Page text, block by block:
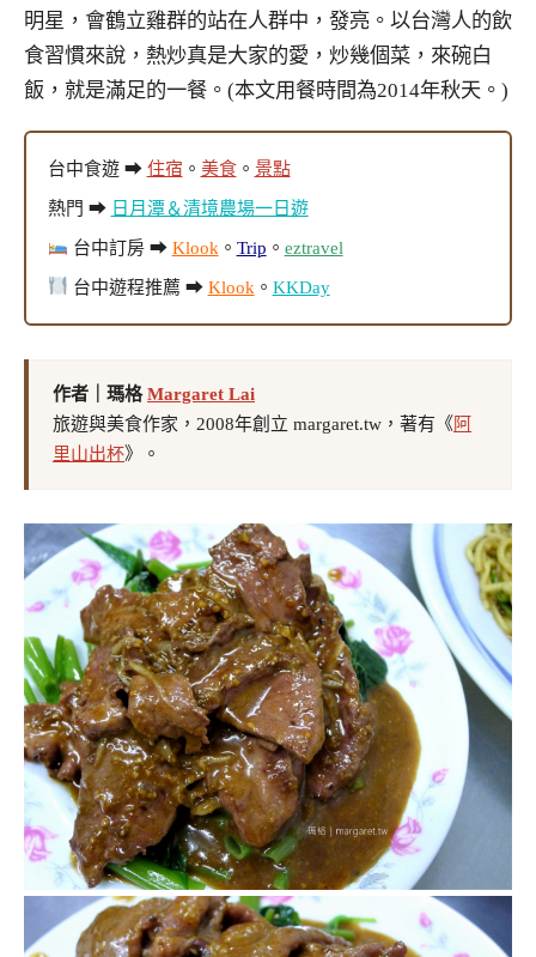
明星，會鶴立雞群的站在人群中，發亮。以台灣人的飲
食習慣來說，熱炒真是大家的愛，炒幾個菜，來碗白
飯，就是滿足的一餐。(本文用餐時間為2014年秋天。)
台中食遊 ➡ 住宿 。 美食。 景點
熱門 ➡ 日月潭＆清境農場一日遊
台中訂房 ➡ Klook 。 Trip 。 eztravel
台中遊程推薦 ➡ Klook 。 KKDay
作者｜瑪格Margaret Lai
旅遊與美食作家，2008年創立 margaret.tw，著有《阿
里山出杯》。